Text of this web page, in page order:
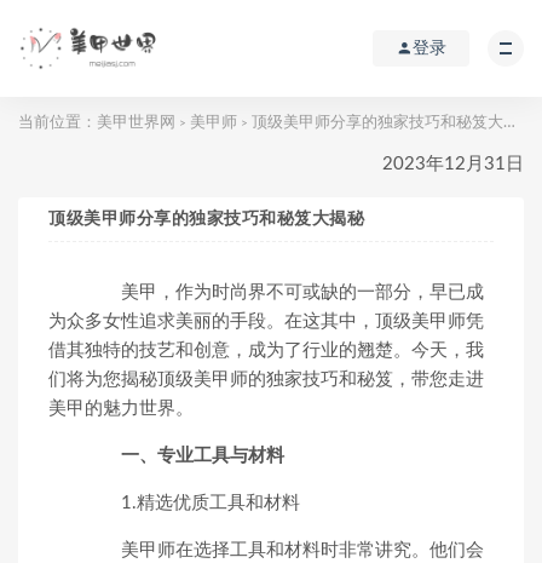
登录
当前位置： 美甲世界网 > 美甲师 > 顶级美甲师分享的独家技巧和秘笈大揭秘
2023年12月31日
顶级美甲师分享的独家技巧和秘笈大揭秘
美甲，作为时尚界不可或缺的一部分，早已成
为众多女性追求美丽的手段。在这其中，顶级美甲师凭
借其独特的技艺和创意，成为了行业的翘楚。今天，我
们将为您揭秘顶级美甲师的独家技巧和秘笈，带您走进
美甲的魅力世界。
一、专业工具与材料
1.精选优质工具和材料
美甲师在选择工具和材料时非常讲究。他们会